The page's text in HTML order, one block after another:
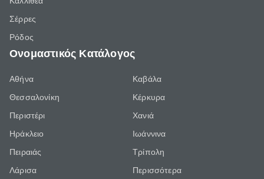
Σέρρες
Ρόδος
Ονομαστικός Κατάλογος
Αθήνα
Θεσσαλονίκη
Περιστέρι
Ηράκλειο
Πειραιάς
Λάρισα
Καβάλα
Κέρκυρα
Χανιά
Ιωάννινα
Τρίπολη
Περισσότερα